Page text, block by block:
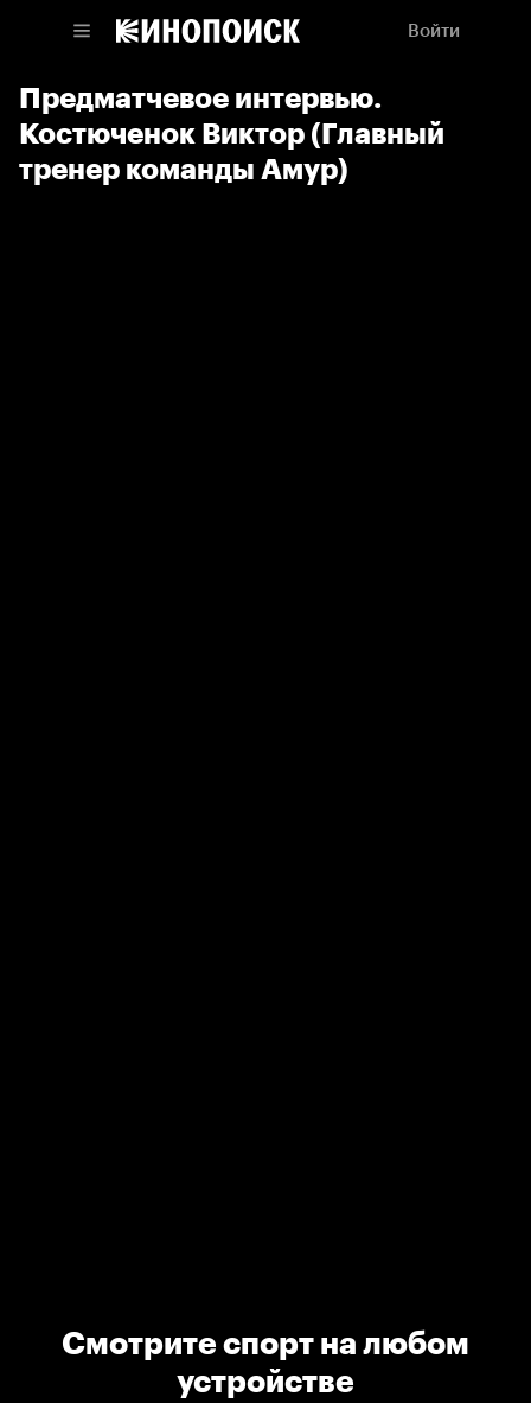
Войти
Предматчевое интервью.
Костюченок Виктор (Главный
тренер команды Амур)
Смотрите спорт на любом
устройстве